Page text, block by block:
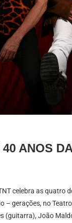
ANOS
celebra as quatro
– gerações, no
(guitarra), João